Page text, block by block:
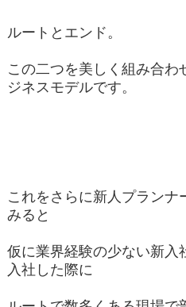
ルートとエンド。
この二つを美しく組み合わ
ジネスモデルです。
これをさらに新人プランナ
みると
仮に業界経験の少ない新入
入社した際に